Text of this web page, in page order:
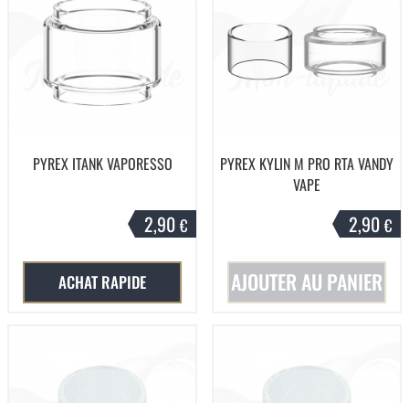
PYREX ITANK VAPORESSO
2,90€
ACHAT RAPIDE
PYREX KYLIN M PRO RTA VANDY
VAPE
2,90€
AJOUTER AU PANIER